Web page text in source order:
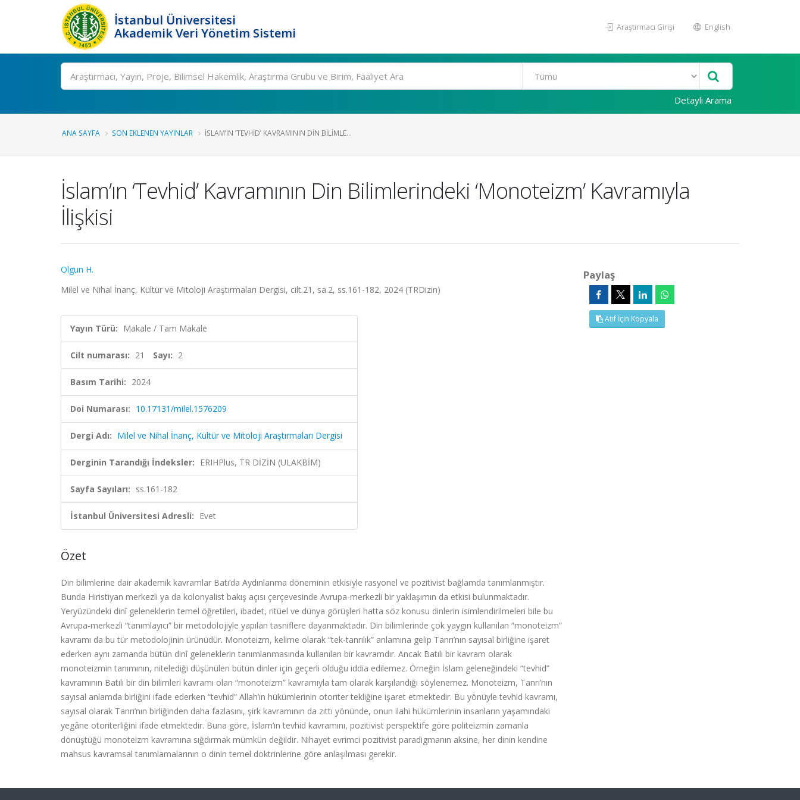
İstanbul Üniversitesi
Akademik Veri Yönetim Sistemi
Araştırmacı Girişi English
Ara
Detaylı Arama
ANA SAYFA SON EKLENEN YAYINLAR İSLAM’IN ‘TEVHID’ KAVRAMININ DIN BILIMLE...
İslam’ın ‘Tevhid’ Kavramının Din Bilimlerindeki ‘Monoteizm’ Kavramıyla
İlişkisi
Olgun H.
Milel ve Nihal İnanç, Kültür ve Mitoloji Araştırmaları Dergisi, cilt.21, sa.2, ss.161-182, 2024 (TRDizin)
Yayın Türü: Makale / Tam Makale
Cilt numarası: 21 Sayı: 2
Basım Tarihi: 2024
Doi Numarası: 10.17131/milel.1576209
Dergi Adı: Milel ve Nihal İnanç, Kültür ve Mitoloji Araştırmaları Dergisi
Derginin Tarandığı İndeksler: ERIHPlus, TR DİZİN (ULAKBİM)
Sayfa Sayıları: ss.161-182
İstanbul Üniversitesi Adresli: Evet
Özet
Din bilimlerine dair akademik kavramlar Batı’da Aydınlanma döneminin etkisiyle rasyonel ve pozitivist bağlamda tanımlanmıştır.
Bunda Hıristiyan merkezli ya da kolonyalist bakış açısı çerçevesinde Avrupa-merkezli bir yaklaşımın da etkisi bulunmaktadır.
Yeryüzündeki dinî geleneklerin temel öğretileri, ibadet, ritüel ve dünya görüşleri hatta söz konusu dinlerin isimlendirilmeleri bile bu
Avrupa-merkezli “tanımlayıcı” bir metodolojiyle yapılan tasniflere dayanmaktadır. Din bilimlerinde çok yaygın kullanılan “monoteizm”
kavramı da bu tür metodolojinin ürünüdür. Monoteizm, kelime olarak “tek-tanrılık” anlamına gelip Tanrı’nın sayısal birliğine işaret
ederken aynı zamanda bütün dinî geleneklerin tanımlanmasında kullanılan bir kavramdır. Ancak Batılı bir kavram olarak
monoteizmin tanımının, nitelediği düşünülen bütün dinler için geçerli olduğu iddia edilemez. Örneğin İslam geleneğindeki “tevhid”
kavramının Batılı bir din bilimleri kavramı olan “monoteizm” kavramıyla tam olarak karşılandığı söylenemez. Monoteizm, Tanrı’nın
sayısal anlamda birliğini ifade ederken “tevhid” Allah’ın hükümlerinin otoriter tekliğine işaret etmektedir. Bu yönüyle tevhid kavramı,
sayısal olarak Tanrı’nın birliğinden daha fazlasını, şirk kavramının da zıttı yönünde, onun ilahi hükümlerinin insanların yaşamındaki
yegâne otoriterliğini ifade etmektedir. Buna göre, İslam’ın tevhid kavramını, pozitivist perspektife göre politeizmin zamanla
dönüştüğü monoteizm kavramına sığdırmak mümkün değildir. Nihayet evrimci pozitivist paradigmanın aksine, her dinin kendine
mahsus kavramsal tanımlamalarının o dinin temel doktrinlerine göre anlaşılması gerekir.
Paylaş
Atıf İçin Kopyala